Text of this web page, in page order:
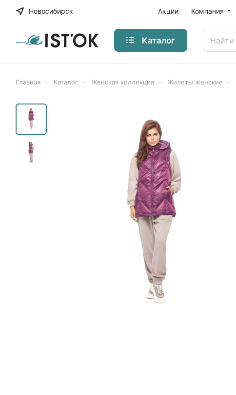
Новосибирск Акции Компания
Каталог
Главная Каталог Женская коллекция Жилеты женские